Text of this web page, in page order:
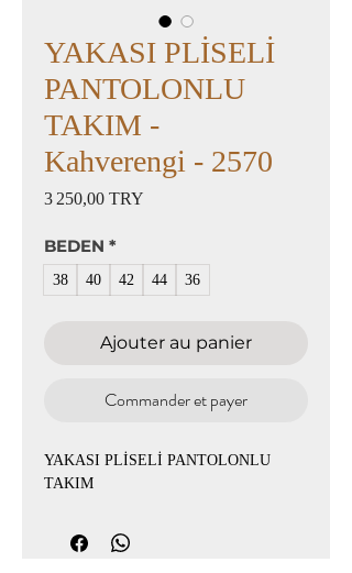
YAKASI PLİSELİ
PANTOLONLU
TAKIM -
Kahverengi - 2570
3 250,00 TRY
BEDEN *
38 40 42 44 36
Ajouter au panier
Commander et payer
YAKASI PLİSELİ PANTOLONLU
TAKIM